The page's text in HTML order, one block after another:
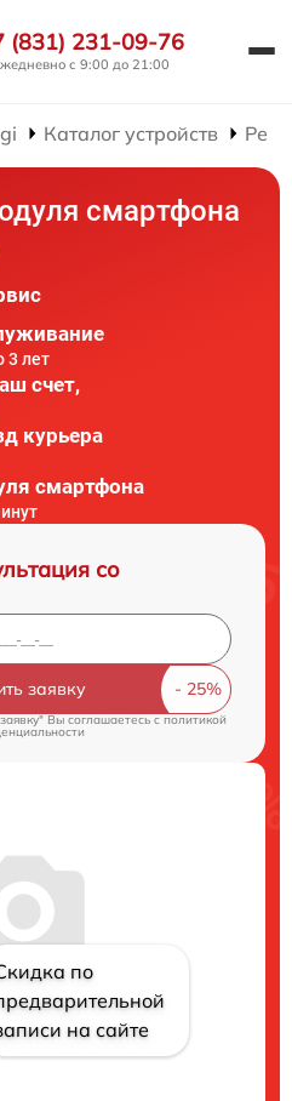
(831) 231-09-76
с 9:00 до 21:00
Каталог устройств
смартфона
3 лет
счет,
курьера
смартфона
со
заявку
Вы соглашаетесь c политикой
по
на сайте